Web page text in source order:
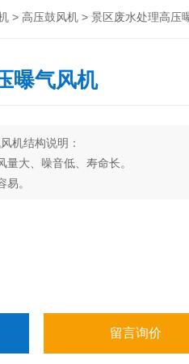
> 高压鼓风机 > 景区废水处理高压
曝气风机
机结构说明：
大、噪音低、寿命长。
。
性高,高压缩比,轴承运转温度低,无
留言询价